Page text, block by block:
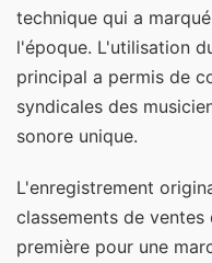
technique qui a
l'époque. L'utilisation
principal a permis de
syndicales des
sonore unique.
L'enregistrement
classements de ventes
première pour une